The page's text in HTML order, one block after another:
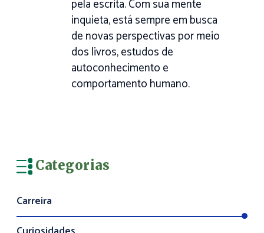
pela escrita. Com sua mente
inquieta, está sempre em busca
de novas perspectivas por meio
dos livros, estudos de
autoconhecimento e
comportamento humano.
Categorias
Carreira